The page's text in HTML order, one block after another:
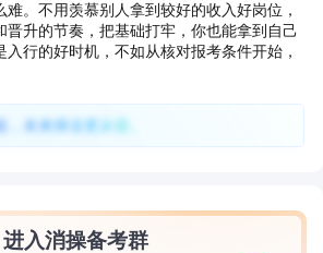
。不用羡慕别人拿到较好的收入好岗位，
晋升的节奏，把基础打牢，你也能拿到自己
行的好时机，不如从核对报考条件开始，
，未来择业更从容。
进入消操备考群